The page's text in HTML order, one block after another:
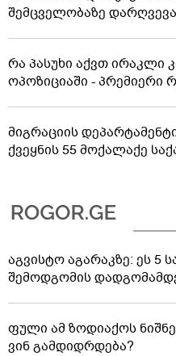
შემცველობაზე
რა პასუხი აქვთ ირაკლი
ოპოზიციაში - პრემიერი
მიგრაციის
ქვეყნის 55 მოქალაქე
აგვისტო აგარაკზე: ეს 5
შემოდგომის
ფული ამ ზოდიაქოს
ვინ გამდიდრდება?